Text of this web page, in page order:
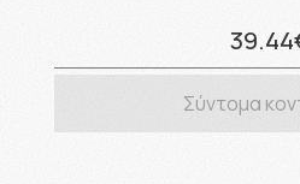
Σύντομα